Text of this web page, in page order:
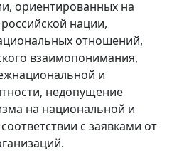
ориентированных на
нации,
отношений,
взаимопонимания,
и
недопущение
на национальной и
с заявками от